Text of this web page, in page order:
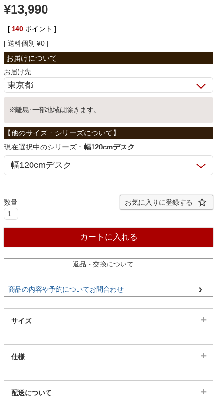
ベッド
収納家具
学習机
ホームオフィス
こたつ
カーテン
ラグ
¥13,990
[ 140 ポイント ]
送料個別 ¥0
お届け先
※離島･一部地域は除きます。
シリーズ： 幅120cmデスク
お気に入りに登録する
カートに入れる
返品・交換について
商品の内容や予約についてお問合わせ
サイズ
仕様
配送について